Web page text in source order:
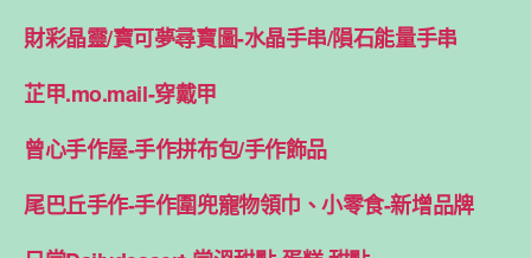
財彩晶靈/寶可夢尋寶圖-水晶手串/隕石能量手串
芷甲.mo.mail-穿戴甲
曾心手作屋-手作拼布包/手作飾品
尾巴丘手作-手作圍兜寵物領巾、小零食-新增品牌